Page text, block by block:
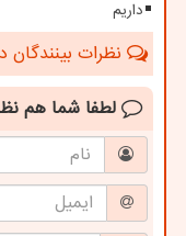
داریم
نظرات
لطفا شما هم